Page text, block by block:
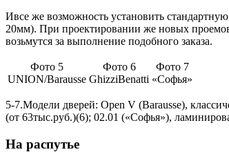
Ивсе же возможность установить
20мм). При проектировании же новых проемов
возьмутся за выполнение подобного заказа.
Фото 5
UNION/Barausse
Фото 6
GhizziBenatti
Фото 7
«Софья»
5-7.Модели дверей: Open V (Barausse),
(от 63тыс.руб.)(6); 02.01 («Софья»),
На распутье